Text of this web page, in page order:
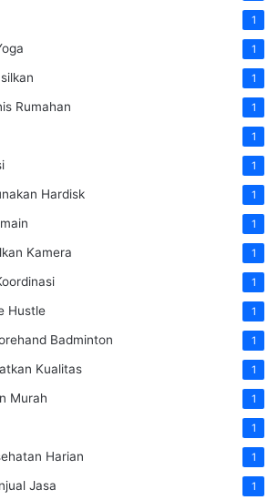
1
1
1
Rumahan 1
1
1
Hardisk 1
1
Kamera 1
1
Hustle 1
Badminton 1
Kualitas 1
Murah 1
1
Harian 1
Jasa 1